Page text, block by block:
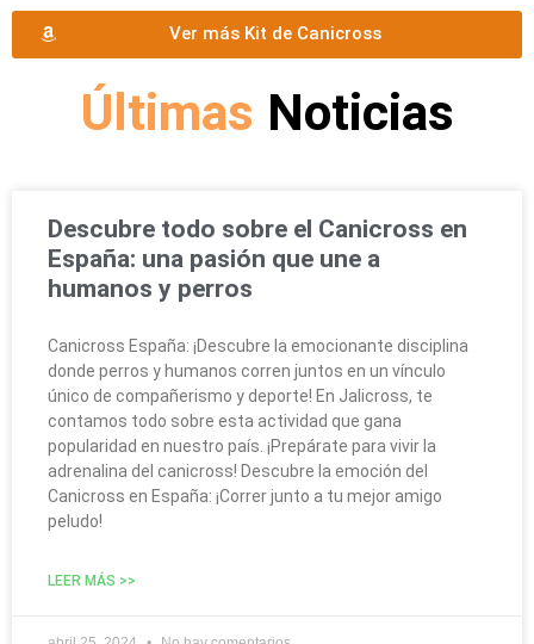
Ver más Kit de Canicross
Últimas Noticias
Descubre todo sobre el Canicross en
España: una pasión que une a
humanos y perros
Canicross España: ¡Descubre la emocionante disciplina
donde perros y humanos corren juntos en un vínculo
único de compañerismo y deporte! En Jalicross, te
contamos todo sobre esta actividad que gana
popularidad en nuestro país. ¡Prepárate para vivir la
adrenalina del canicross! Descubre la emoción del
Canicross en España: ¡Correr junto a tu mejor amigo
peludo!
LEER MÁS >>